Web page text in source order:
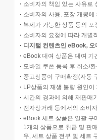
소비자의 책임 있는 사유로
소비자의 사용, 포장 개봉
복제가 가능한 상품 등의
소비자의 요청에 따라 개별
디지털 컨텐츠인 eBook,
eBook 대여 상품은 대여 기
모바일 쿠폰 등록 후 취소/
중고상품이 구매확정(자동
LP상품의 재생 불량 원인
시간의 경과에 의해 재판매
전자상거래 등에서의 소비
eBook 세트 상품은 일괄 구
1개의 상품으로 취급 및 판
우, 세트 상품 전부 및 세트